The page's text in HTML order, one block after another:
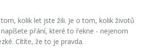
kolik let jste žili. Je o tom, kolik životů
přání, které to řekne - nejenom
Cítíte, že to je pravda.